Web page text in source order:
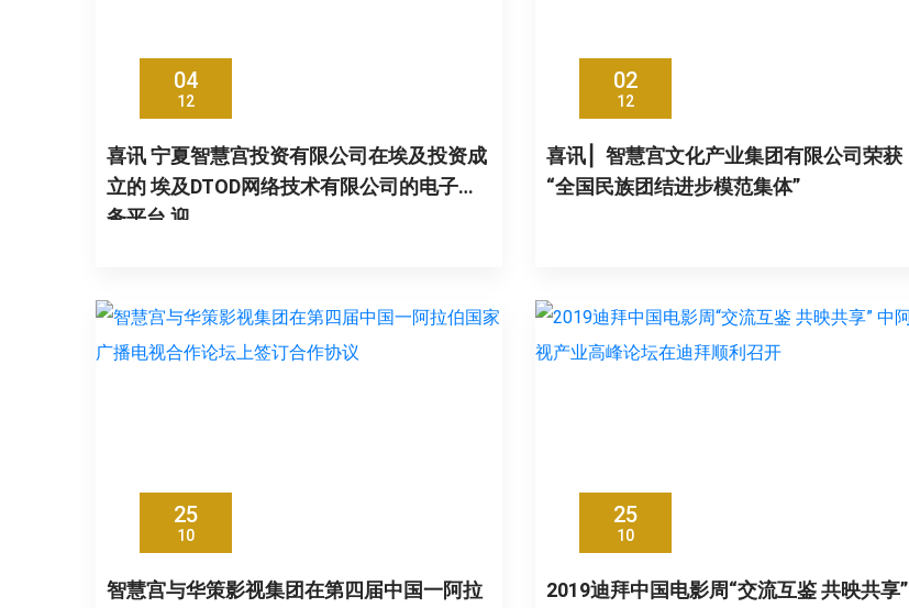
04
12
喜讯 宁夏智慧宫投资有限公司在埃及投资成
立的 埃及DTOD网络技术有限公司的电子商
务平台 迎
02
12
喜讯 ▏智慧宫文化产业集团有限公司荣获
“全国民族团结进步模范集体”
25
10
智慧宫与华策影视集团在第四届中国一阿拉
25
10
2019迪拜中国电影周“交流互鉴 共映共享”